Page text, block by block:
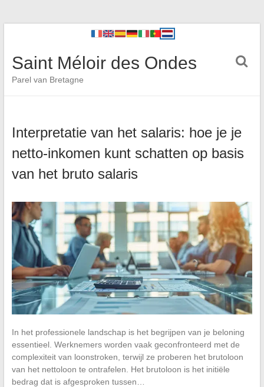
Saint Méloir des Ondes
Parel van Bretagne
Interpretatie van het salaris: hoe je je
netto-inkomen kunt schatten op basis
van het bruto salaris
In het professionele landschap is het begrijpen van je beloning
essentieel. Werknemers worden vaak geconfronteerd met de
complexiteit van loonstroken, terwijl ze proberen het brutoloon
van het nettoloon te ontrafelen. Het brutoloon is het initiële
bedrag dat is afgesproken tussen…